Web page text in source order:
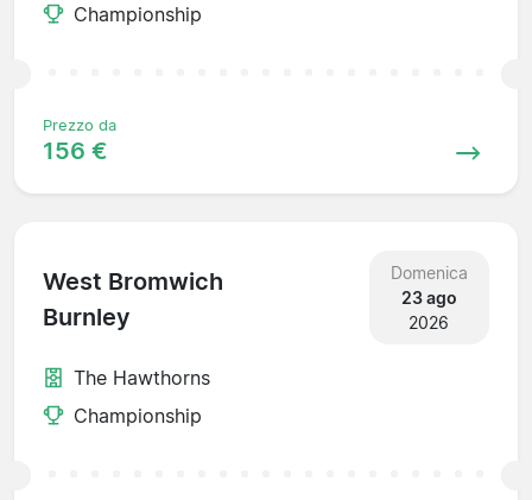
Championship
Prezzo da
156 €
West Bromwich
Burnley
Domenica
23 ago
2026
The Hawthorns
Championship